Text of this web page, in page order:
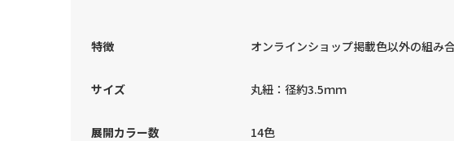
特徴 オンラインショップ掲載色以外の組み
サイズ 丸紐：径約3.5ｍｍ
展開カラー数 14色